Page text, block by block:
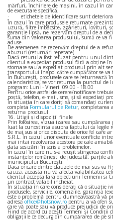
mărfuri, închiriere de maşini, în cazul în
de executare specifică;
·
etichetele de identificare sunt
În cazul în care produsele returnate
uzură, filtre îmbâcsite, zgârieturi, lovituri,
garanție lipsă, ne rezervăm dreptul de a
suma din valoarea produsului, sumă ce va
aduse.
De asemenea ne rezervăm dreptul de a
abuzuri (returnări repetate).
Dacă returul a fost refuzat pentru unul
clientul a expediat produsul fără a obține
stornare sau a expediat produsul prin alt
transportului înapoi către cumpărător se va
În București, produsele care se
calendaristice, se vor returna la punctul
program: Luni - Vineri: 09.00 - 18.00
Pentru orice astfel de cerere/notificare
poștă, telefon, e-mail, sms, și să expediați
În situația în care doriți să comandați
completa Formularul de Retur, completarea
returna produsul.
16. Litigii şi dispoziţii finale
Prin folosirea, vizualizarea sau
luat la cunostinta asupra faptului ca legile
de mai sus si orice disputa de orice fel care
S.R.L. În cazul unor eventuale conflicte
mai intai rezolvarea acestora pe cale
data sesizării în scris a problemelor.
În cazul în care nu s-a reuşit stingerea
instanţelor româneşti de judecată, parţile
municipiului Bucureşti.
Daca oricare dintre clauzele de mai sus va
cauza, aceasta nu va afecta valabilitatea
clientul accepta fara obiectiuni Termenii si
un contract valabil incheiat.
În situația în care considerați că o situație
produsele, serviciile, comenziile, garanția
este o problemă pentru dumneavoastră vă
adresa office@hotsnow.ro pentru a vă oferi
care vă poate sau vă produce prejudicii de
Fiind de acord cu acești Termeni și
obligațiile ce decurg din cumpărarea de pe